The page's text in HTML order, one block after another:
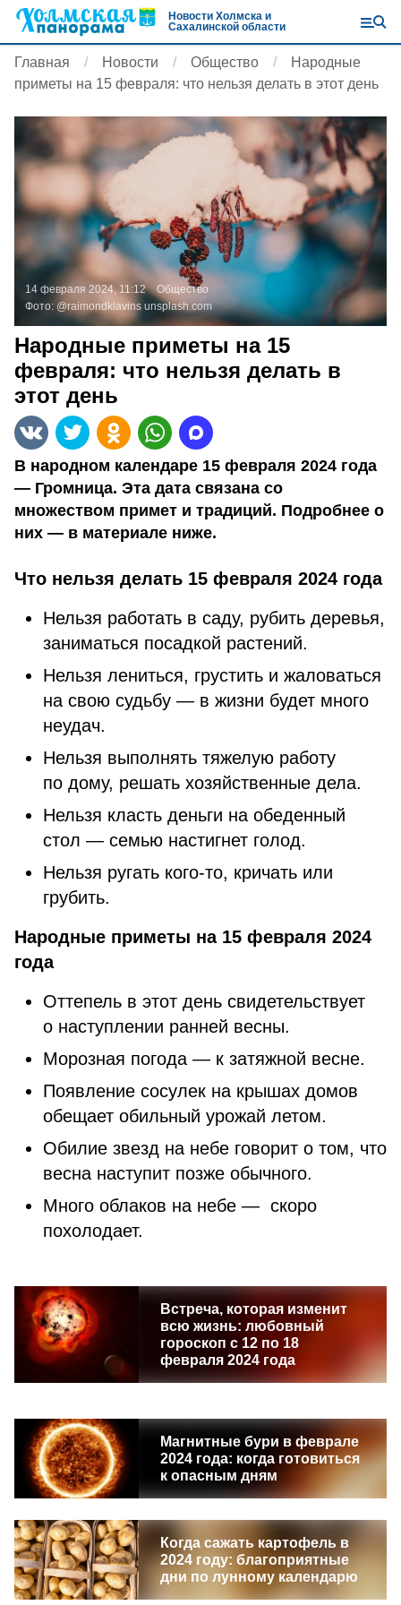
Новости Холмска и
Сахалинской области
Главная Новости Общество
Народные
приметы на 15 февраля: что нельзя делать в этот день
14 февраля 2024, 11:12
Общество
Фото: @raimondklavins unsplash.com
Народные приметы на 15
февраля: что нельзя делать в
этот день
В народном календаре 15 февраля 2024 года
— Громница. Эта дата связана со
множеством примет и традиций. Подробнее о
них — в материале ниже.
Что нельзя делать 15 февраля 2024 года
Нельзя работать в саду, рубить деревья,
заниматься посадкой растений.
Нельзя лениться, грустить и жаловаться
на свою судьбу — в жизни будет много
неудач.
Нельзя выполнять тяжелую работу
по дому, решать хозяйственные дела.
Нельзя класть деньги на обеденный
стол — семью настигнет голод.
Нельзя ругать кого-то, кричать или
грубить.
Народные приметы на 15 февраля 2024
года
Оттепель в этот день свидетельствует
о наступлении ранней весны.
Морозная погода — к затяжной весне.
Появление сосулек на крышах домов
обещает обильный урожай летом.
Обилие звезд на небе говорит о том, что
весна наступит позже обычного.
Много облаков на небе — скоро
похолодает.
Встреча, которая изменит
всю жизнь: любовный
гороскоп с 12 по 18
февраля 2024 года
Магнитные бури в феврале
2024 года: когда готовиться
к опасным дням
Когда сажать картофель в
2024 году: благоприятные
дни по лунному календарю